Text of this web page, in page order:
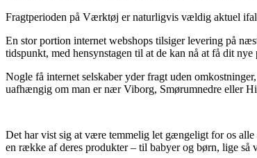
Fragtperioden på Værktøj er naturligvis vældig aktuel
En stor portion internet webshops tilsiger levering på
tidspunkt, med hensynstagen til at de kan nå at få dit
Nogle få internet selskaber yder fragt uden
uafhængig om man er nær Viborg, Smørumnedre eller
Det har vist sig at være temmelig let gængeligt for os
en række af deres produkter – til babyer og børn, lige så